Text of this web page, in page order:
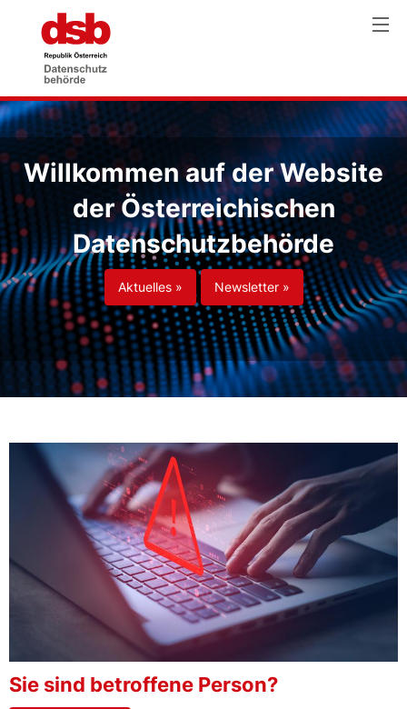
Willkommen auf der Website
der Österreichischen
Datenschutzbehörde
Aktuelles » Newsletter »
Sie sind betroffene Person?